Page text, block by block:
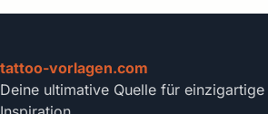
tattoo-vorlagen.com
Deine ultimative Quelle für